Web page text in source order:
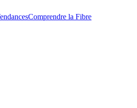
Comprendre la Fibre